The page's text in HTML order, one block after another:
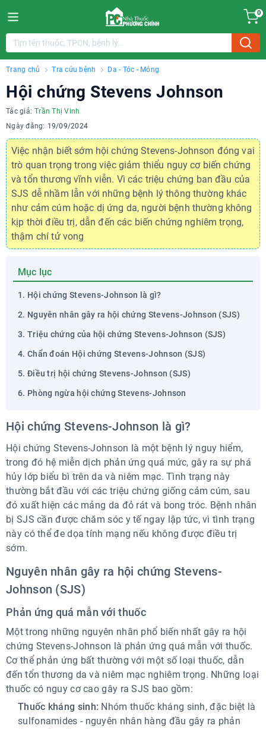
0
Trang chủ Tra cứu bệnh Da - Tóc - Móng
Hội chứng Stevens Johnson
Tác giả: Trần Thị Vinh
Ngày đăng: 19/09/2024
Việc nhận biết sớm hội chứng Stevens-Johnson đóng vai
trò quan trọng trong việc giảm thiểu nguy cơ biến chứng
và tổn thương vĩnh viễn. Vì các triệu chứng ban đầu của
SJS dễ nhầm lẫn với những bệnh lý thông thường khác
như cảm cúm hoặc dị ứng da, người bệnh thường không
kịp thời điều trị, dẫn đến các biến chứng nghiêm trọng,
thậm chí tử vong
Mục lục
Hội chứng Stevens-Johnson là gì?
Nguyên nhân gây ra hội chứng Stevens-Johnson (SJS)
Triệu chứng của hội chứng Stevens-Johnson (SJS)
Chẩn đoán Hội chứng Stevens-Johnson (SJS)
Điều trị hội chứng Stevens-Johnson (SJS)
Phòng ngừa hội chứng Stevens-Johnson
Hội chứng Stevens-Johnson là gì?
Hội chứng Stevens-Johnson là một bệnh lý nguy hiểm,
trong đó hệ miễn dịch phản ứng quá mức, gây ra sự phá
hủy lớp biểu bì trên da và niêm mạc. Tình trạng này
thường bắt đầu với các triệu chứng giống cảm cúm, sau
đó xuất hiện các mảng da đỏ rát và bong tróc. Bệnh nhân
bị SJS cần được chăm sóc y tế ngay lập tức, vì tình trạng
này có thể đe dọa tính mạng nếu không được điều trị
sớm.
Nguyên nhân gây ra hội chứng Stevens-
Johnson (SJS)
Phản ứng quá mẫn với thuốc
Một trong những nguyên nhân phổ biến nhất gây ra hội
chứng Stevens-Johnson là phản ứng quá mẫn với thuốc.
Cơ thể phản ứng bất thường với một số loại thuốc, dẫn
đến tổn thương da và niêm mạc nghiêm trọng. Những loại
thuốc có nguy cơ cao gây ra SJS bao gồm:
Thuốc kháng sinh: Nhóm thuốc kháng sinh, đặc biệt là
sulfonamides - nguyên nhân hàng đầu gây ra phản